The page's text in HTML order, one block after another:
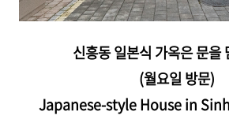
신흥동 일본식 가옥은 문을
(월요일 방문)
Japanese-style House in